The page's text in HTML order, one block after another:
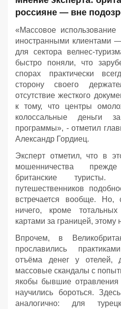
россияне — вне
«Массовое
иностранными клиентами
для сектора велнес-
быстро поняли, что
спорах практически
сторону своего
отсутствие жесткого
к тому, что центры
колоссальные деньги
программы», - отметил
Александр Гордиец.
Эксперт отметил, что в
мошенничества
британские туристы.
путешественников
встречается вообще. Но,
ничего, кроме
картами за границей, этому
Впрочем, в
прославились
отъёма денег у отелей,
массовые скандалы с
якобы бывшие отравления
научились бороться.
аналогично: для